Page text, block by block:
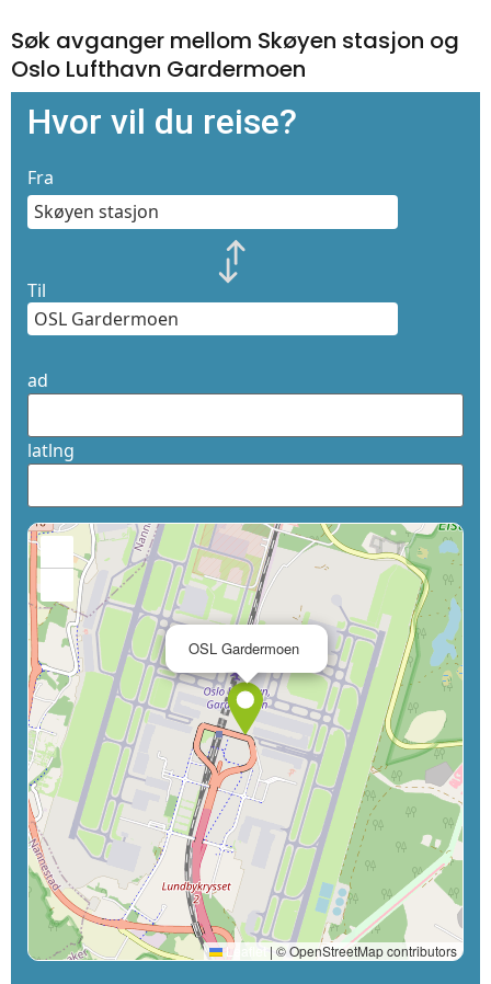
Søk avganger mellom Skøyen stasjon og
Oslo Lufthavn Gardermoen
Hvor vil du reise?
Fra
Til
ad
latlng
OSL Gardermoen
Leaflet | © OpenStreetMap contributors